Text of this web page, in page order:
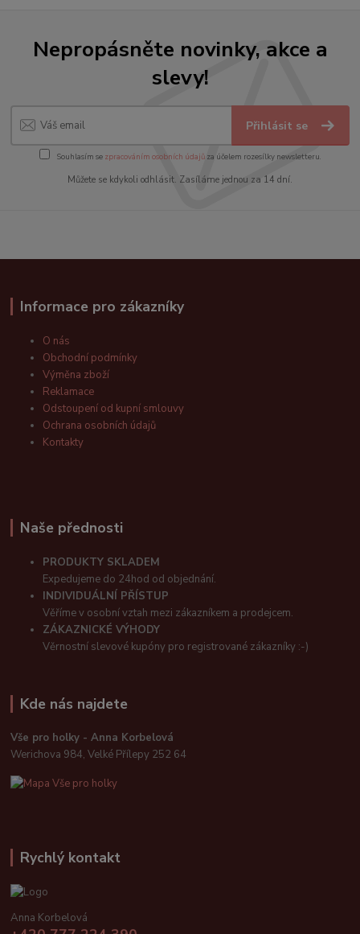
Nepropásněte novinky, akce a
slevy!
Přihlásit se
Souhlasím se zpracováním osobních údajůza účelem rozesílky newsletteru.
Můžete se kdykoli odhlásit. Zasíláme jednou za 14 dní.
Informace pro zákazníky
O nás
Obchodní podmínky
Výměna zboží
Reklamace
Odstoupení od kupní smlouvy
Ochrana osobních údajů
Kontakty
Naše přednosti
PRODUKTY SKLADEM
Expedujeme do 24hod od objednání.
INDIVIDUÁLNÍ PŘÍSTUP
Věříme v osobní vztah mezi zákazníkem a prodejcem.
ZÁKAZNICKÉ VÝHODY
Věrnostní slevové kupóny pro registrované zákazníky :-)
Kde nás najdete
Vše pro holky - Anna Korbelová
Werichova 984, Velké Přílepy 252 64
Rychlý kontakt
Anna Korbelová